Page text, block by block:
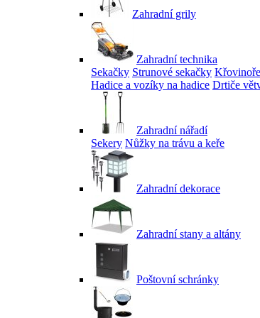
Zahradní grily
Zahradní technika
Sekačky Strunové sekačky
Hadice a vozíky na hadice Drtiče
Zahradní nářadí
Sekery Nůžky na trávu a keře
Zahradní dekorace
Zahradní stany a altány
Poštovní schránky